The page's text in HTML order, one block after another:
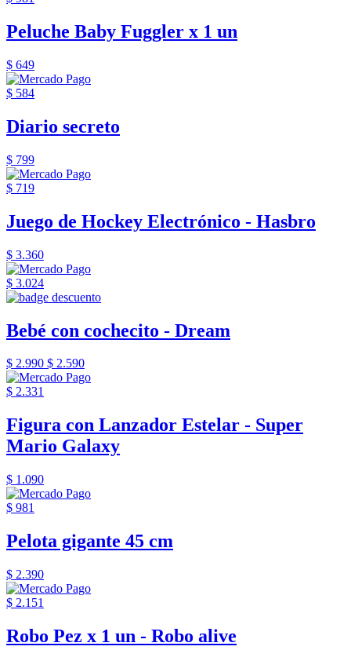
Peluche Baby Fuggler x 1 un
$ 649
$ 584
Diario secreto
$ 799
$ 719
Juego de Hockey Electrónico - Hasbro
$ 3.360
$ 3.024
Bebé con cochecito - Dream
$ 2.990 $ 2.590
$ 2.331
Figura con Lanzador Estelar - Super
Mario Galaxy
$ 1.090
$ 981
Pelota gigante 45 cm
$ 2.390
$ 2.151
Robo Pez x 1 un - Robo alive